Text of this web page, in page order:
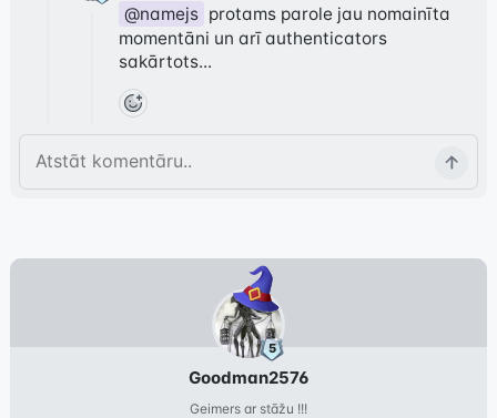
@namejs protams parole jau nomainīta
momentāni un arī authenticators
sakārtots...
Goodman2576
Geimers ar stāžu !!!